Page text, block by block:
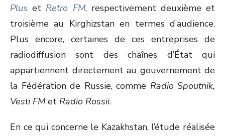
Plus et Retro FM, respectivement deuxième et
troisième au Kirghizstan en termes d’audience.
Plus encore, certaines de ces entreprises de
radiodiffusion sont des chaînes d’État qui
appartiennent directement au gouvernement de
la Fédération de Russie, comme Radio Spoutnik,
Vesti FM et Radio Rossii.
En ce qui concerne le Kazakhstan, l’étude réalisée